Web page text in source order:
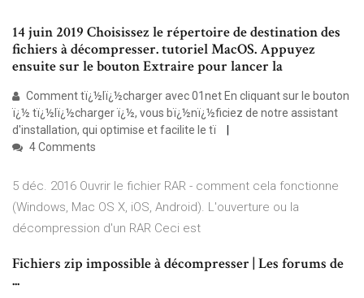
14 juin 2019 Choisissez le répertoire de destination des
fichiers à décompresser. tutoriel MacOS. Appuyez
ensuite sur le bouton Extraire pour lancer la
Comment tï¿½lï¿½charger avec 01net En cliquant sur le bouton
ï¿½ tï¿½lï¿½charger ï¿½, vous bï¿½nï¿½ficiez de notre assistant
d'installation, qui optimise et facilite le tï
4 Comments
5 déc. 2016 Ouvrir le fichier RAR - comment cela fonctionne
(Windows, Mac OS X, iOS, Android). L'ouverture ou la
décompression d'un RAR Ceci est
Fichiers zip impossible à décompresser | Les forums de
...